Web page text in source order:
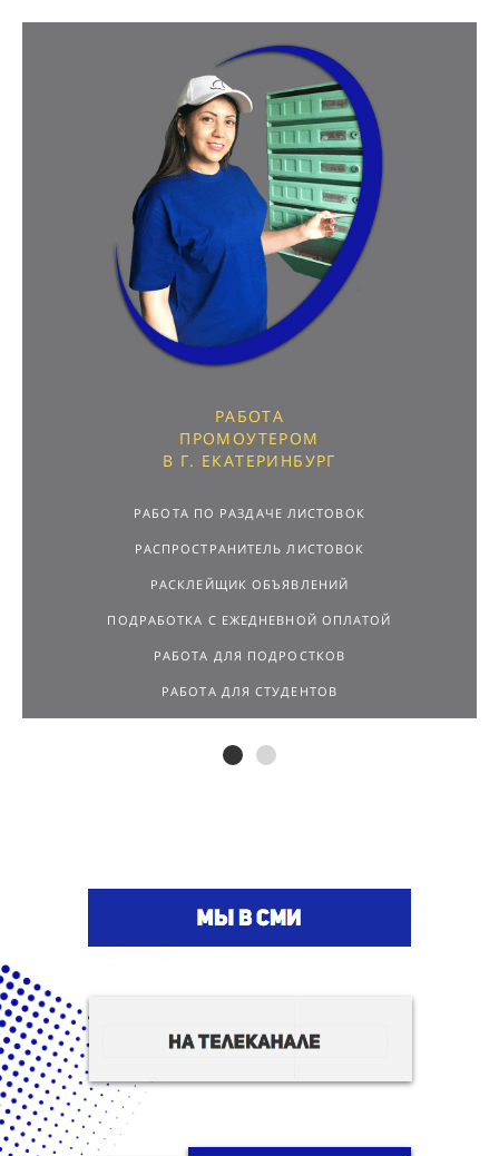
РАБОТА
ПРОМОУТЕРОМ
В Г. ЕКАТЕРИНБУРГ
РАБОТА ПО РАЗДАЧЕ ЛИСТОВОК
РАСПРОСТРАНИТЕЛЬ ЛИСТОВОК
РАСКЛЕЙЩИК ОБЪЯВЛЕНИЙ
ПОДРАБОТКА С ЕЖЕДНЕВНОЙ ОПЛАТОЙ
РАБОТА ДЛЯ ПОДРОСТКОВ
РАБОТА ДЛЯ СТУДЕНТОВ